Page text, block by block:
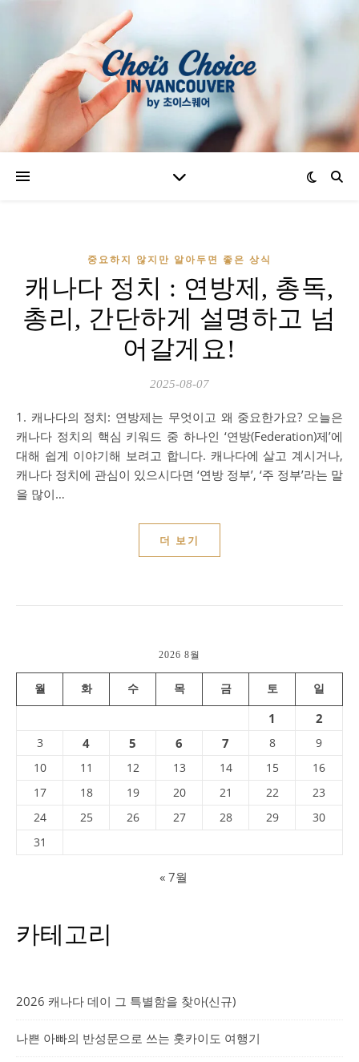
중요하지 않지만 알아두면 좋은 상식
캐나다 정치 : 연방제, 총독,
총리, 간단하게 설명하고 넘
어갈게요!
2025-08-07
1. 캐나다의 정치: 연방제는 무엇이고 왜 중요한가요? 오늘은
캐나다 정치의 핵심 키워드 중 하나인 ‘연방(Federation)제’에
대해 쉽게 이야기해 보려고 합니다. 캐나다에 살고 계시거나,
캐나다 정치에 관심이 있으시다면 ‘연방 정부’, ‘주 정부’라는 말
을 많이…
더 보기
2026 8월
월 화 수 목 금 토 일
1 2
3 4 5 6 7 8
9
10
11 12 13 14 15
16
17
18 19 20 21 22
23
24
25 26 27 28 29
30
31
« 7월
카테고리
2026 캐나다 데이 그 특별함을 찾아(신규)
나쁜 아빠의 반성문으로 쓰는 홋카이도 여행기